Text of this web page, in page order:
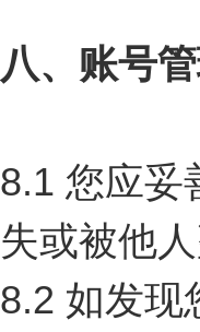
八、账号
8.1 您应妥
失或被他
8.2 如发现